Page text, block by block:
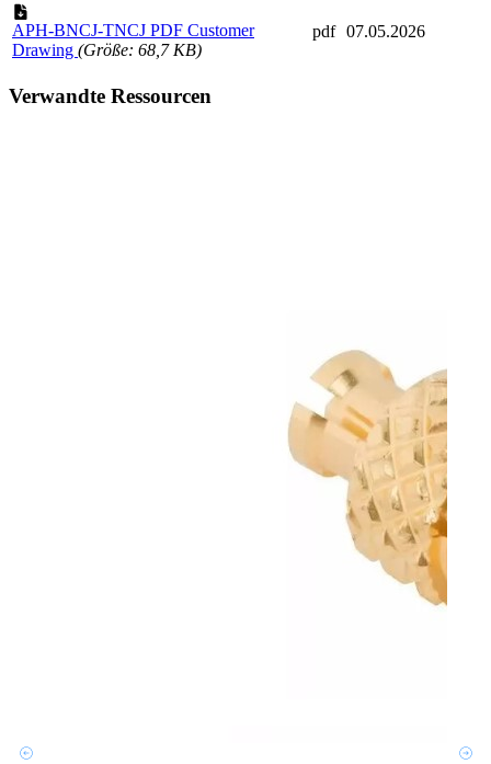
APH-BNCJ-TNCJ PDF Customer
Drawing (Größe: 68,7 KB)
pdf 07.05.2026
Verwandte Ressourcen